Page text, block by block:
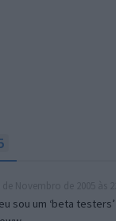
sou um ‘beta testers’